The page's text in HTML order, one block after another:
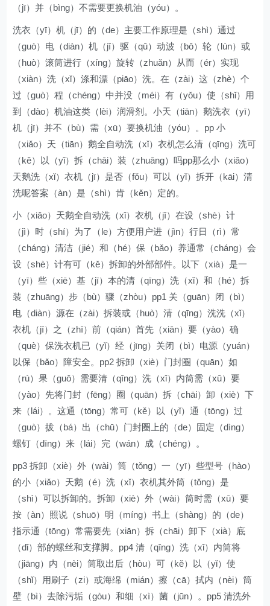
（jī）并（bìng）不需要更换机油（yóu）。
洗衣（yī）机（jī）的（de）主要工作原理是（shì）通过
（guò）电（diàn）机（jī）驱（qū）动波（bō）轮（lún）或
（huò）滚筒进行（xíng）旋转（zhuǎn）从而（ér）实现
（xiàn）洗（xǐ）涤和漂（piāo）洗。在（zài）这（zhè）个
过（guò）程（chéng）中并没（méi）有（yǒu）使（shǐ）用
到（dào）机油这类（lèi）润滑剂。小天（tiān）鹅洗衣（yī）
机（jī）并不（bù）需（xū）要换机油（yóu）。pp 小
（xiǎo）天（tiān）鹅全自动洗（xǐ）衣机怎么清（qīng）洗可
（kě）以（yǐ）拆（chāi）装（zhuāng）吗pp那么小（xiǎo）
天鹅洗（xǐ）衣机（jī）是否（fǒu）可以（yǐ）拆开（kāi）清
洗呢答案（àn）是（shì）肯（kěn）定的。
小（xiǎo）天鹅全自动洗（xǐ）衣机（jī）在设（shè）计
（jì）时（shí）为了（le）方便用户进（jìn）行日（rì）常
（cháng）清洁（jié）和（hé）保（bǎo）养通常（cháng）会
设（shè）计有可（kě）拆卸的外部部件。以下（xià）是一
（yī）些（xiē）基（jī）本的清（qīng）洗（xǐ）和（hé）拆
装（zhuāng）步（bù）骤（zhòu）pp1 关（guān）闭（bì）
电（diàn）源在（zài）拆装或（huò）清（qīng）洗洗（xǐ）
衣机（jī）之（zhī）前（qián）首先（xiān）要（yào）确
（què）保洗衣机已（yǐ）经（jīng）关闭（bì）电源（yuán）
以保（bǎo）障安全。pp2 拆卸（xiè）门封圈（quān）如
（rú）果（guǒ）需要清（qīng）洗（xǐ）内筒需（xū）要
（yào）先将门封（fēng）圈（quān）拆（chāi）卸（xiè）下
来（lái）。这通（tōng）常可（kě）以（yǐ）通（tōng）过
（guò）拔（bá）出（chū）门封圈上的（de）固定（dìng）
螺钉（dīng）来（lái）完（wán）成（chéng）。
pp3 拆卸（xiè）外（wài）筒（tǒng）一（yī）些型号（hào）
的小（xiǎo）天鹅（é）洗（xǐ）衣机其外筒（tǒng）是
（shì）可以拆卸的。拆卸（xiè）外（wài）筒时需（xū）要
按（àn）照说（shuō）明（míng）书上（shàng）的（de）
指示通（tōng）常需要先（xiān）拆（chāi）卸下（xià）底
（dǐ）部的螺丝和支撑脚。pp4 清（qīng）洗（xǐ）内筒将
（jiāng）内（nèi）筒取出后（hòu）可（kě）以（yǐ）使
（shǐ）用刷子（zi）或海绵（mián）擦（cā）拭内（nèi）筒
壁（bì）去除污垢（gòu）和细（xì）菌（jūn）。pp5 清洗外